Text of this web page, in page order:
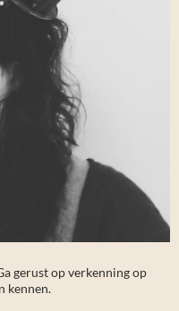
gerust op verkenning op
kennen.